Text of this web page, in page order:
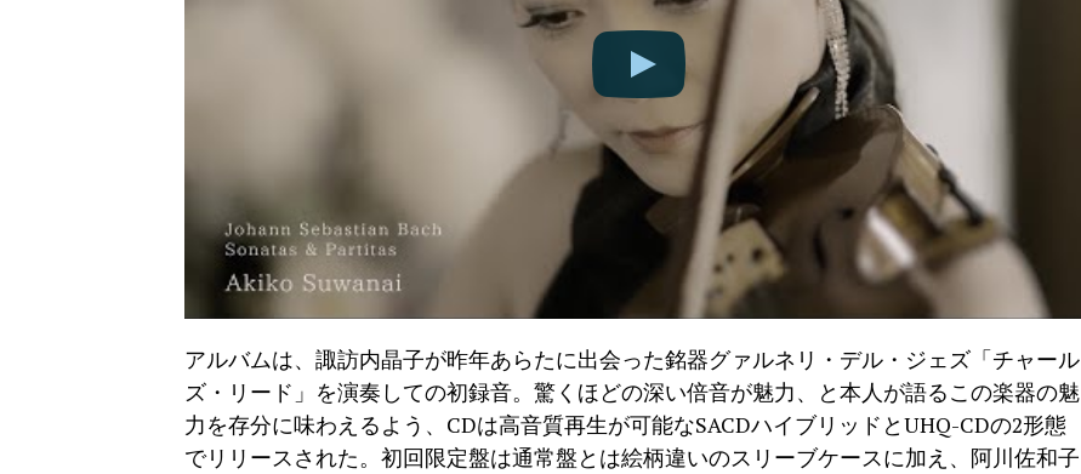
アルバムは、諏訪内晶子が昨年あらたに出会った銘器グァルネリ・デル・ジェズ「チャール
ズ・リード」を演奏しての初録音。驚くほどの深い倍音が魅力、と本人が語るこの楽器の魅
力を存分に味わえるよう、CDは高音質再生が可能なSACDハイブリッドとUHQ-CDの2形態
でリリースされた。初回限定盤は通常盤とは絵柄違いのスリーブケースに加え、阿川佐和子